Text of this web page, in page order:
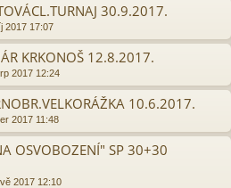
30.9.2017.
2017 17:07
KRKONOŠ 12.8.2017.
2017 12:24
10.6.2017.
2017 11:48
OSVOBOZENÍ" SP 30+30
2017 12:10